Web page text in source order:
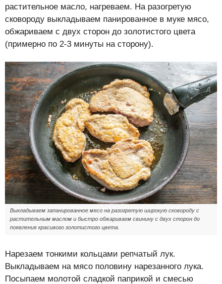
растительное масло, нагреваем. На разогретую
сковороду выкладываем панированное в муке мясо,
обжариваем с двух сторон до золотистого цвета
(примерно по 2-3 минуты на сторону).
Выкладываем запанированное мясо на разогретую широкую сковороду с
растительным маслом и быстро обжариваем свинину с двух сторон до
появления красивого золотистого цвета.
Нарезаем тонкими кольцами репчатый лук.
Выкладываем на мясо половину нарезанного лука.
Посыпаем молотой сладкой паприкой и смесью